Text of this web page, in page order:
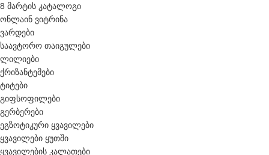
8 მარტის კატალოგი
ონლაინ ვიტრინა
ვარდები
საავტორო თაიგულები
ლილიები
ქრიზანტემები
ტიტები
გიფსოფილები
გერბერები
ეგზოტიკური ყვავილები
ყვავილები ყუთში
ყვავილების კალათები